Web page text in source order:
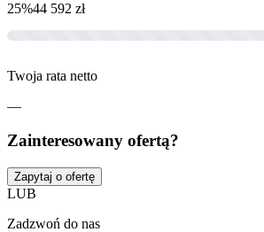
25%44 592 zł
Twoja rata netto
—
Zainteresowany ofertą?
Zapytaj o ofertę
LUB
Zadzwoń do nas